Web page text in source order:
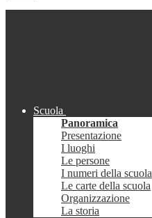
Scuola
Panoramica
Presentazione
I luoghi
Le persone
I numeri della scuola
Le carte della scuola
Organizzazione
La storia